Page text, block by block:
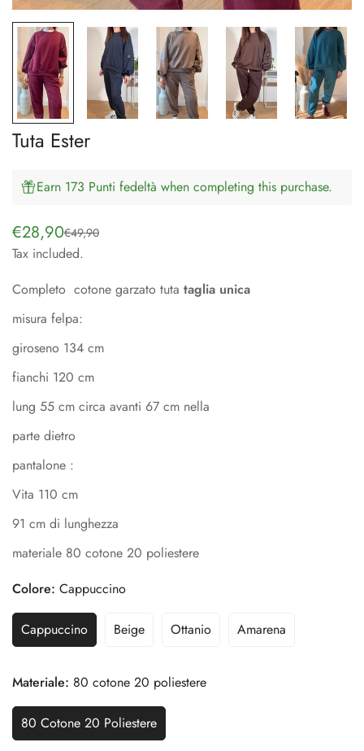
Tuta Ester
Earn 173 Punti fedeltà when completing this purchase.
Sale
price
€28,90
Regular
price
€49,90
Tax included.
Completo cotone garzato tuta taglia unica
misura felpa:
giroseno 134 cm
fianchi 120 cm
lung 55 cm circa avanti 67 cm nella
parte dietro
pantalone :
Vita 110 cm
91 cm di lunghezza
materiale 80 cotone 20 poliestere
Colore: Cappuccino
Cappuccino Beige Ottanio Amarena
Materiale: 80 cotone 20 poliestere
80 Cotone 20 Poliestere
Confirm your age
Are you 18 years old or older?
No, I'm not